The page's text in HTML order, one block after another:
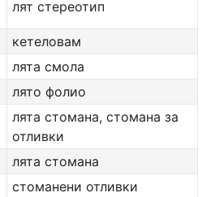
лят стереотип
кетеловам
лята смола
лято фолио
лята стомана, стомана за
отливки
лята стомана
стоманени отливки